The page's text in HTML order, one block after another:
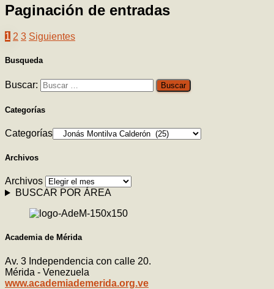
Paginación de entradas
1 2 3 Siguientes
Busqueda
Buscar:
Categorías
Categorías
Archivos
Archivos
BUSCAR POR ÁREA
Academia de Mérida
Av. 3 Independencia con calle 20.
Mérida - Venezuela
www.academiademerida.org.ve